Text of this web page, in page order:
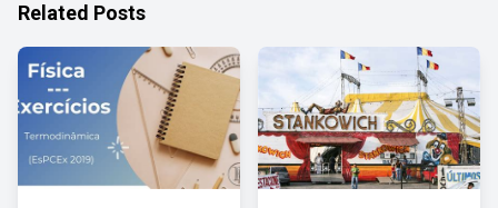
Related Posts